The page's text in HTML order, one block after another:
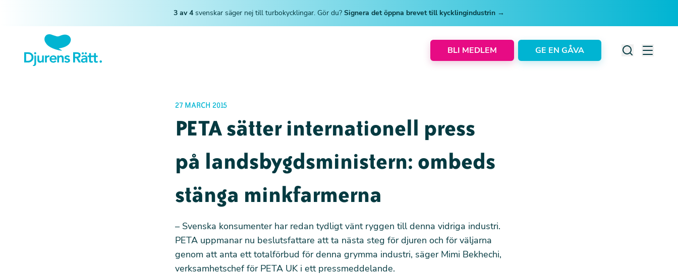
3 av 4 svenskar säger nej till turbokycklingar. Gör du? Signera det öppna brevet till kycklingindustrin →
BLI MEDLEM GE EN GÅVA
27 MARCH 2015
PETA sätter internationell press
på landsbygdsministern: ombeds
stänga minkfarmerna
– Svenska konsumenter har redan tydligt vänt ryggen till denna vidriga industri.
PETA uppmanar nu beslutsfattare att ta nästa steg för djuren och för väljarna
genom att anta ett totalförbud för denna grymma industri, säger Mimi Bekhechi,
verksamhetschef för PETA UK i ett pressmeddelande.